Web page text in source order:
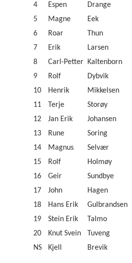
4
Espen Drange
5
Magne Eek
6
Roar Thun
7
Erik Larsen
8
Carl-Petter Kaltenborn
9
Rolf Dybvik
10
Henrik Mikkelsen
11
Terje Storøy
12
Jan Erik Johansen
13
Rune Soring
14
Magnus Selvær
15
Rolf Holmøy
16
Geir Sundbye
17
John Hagen
18
Hans Erik Gulbrandsen
19
Stein Erik Talmo
20
Knut Svein Tuveng
NS
Kjell Brevik